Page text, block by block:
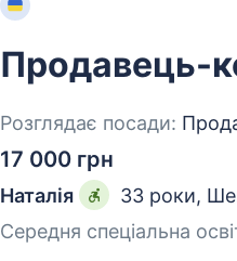
Продавець-
Розглядає посади:
17 000 грн
Наталія 33 роки,
Середня спеціальна